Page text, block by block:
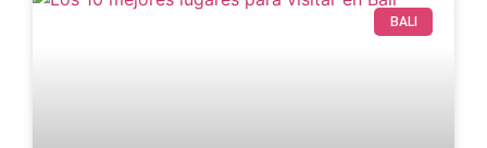
BALI